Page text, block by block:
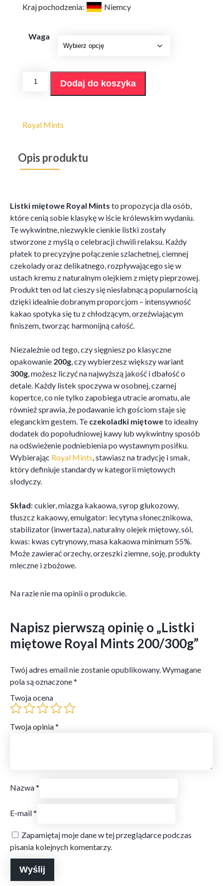
Kraj pochodzenia:
Niemcy
Waga
Listki
miętowe
200/300g
Dodaj do koszyka
Royal Mints
Opis produktu
Listki miętowe Royal Mints to propozycja dla osób,
które cenią sobie klasykę w iście królewskim wydaniu.
Te wykwintne, niezwykle cienkie listki zostały
stworzone z myślą o celebracji chwili relaksu. Każdy
płatek to precyzyjne połączenie szlachetnej, ciemnej
czekolady oraz delikatnego, rozpływającego się w
ustach kremu z naturalnym olejkiem z mięty pieprzowej.
Produkt ten od lat cieszy się niesłabnącą popularnością
dzięki idealnie dobranym proporcjom – intensywność
kakao spotyka się tu z chłodzącym, orzeźwiającym
finiszem, tworząc harmonijną całość.
Niezależnie od tego, czy sięgniesz po klasyczne
opakowanie 200g , czy wybierzesz większy wariant
300g , możesz liczyć na najwyższą jakość i dbałość o
detale. Każdy listek spoczywa w osobnej, czarnej
kopertce, co nie tylko zapobiega utracie aromatu, ale
również sprawia, że podawanie ich gościom staje się
eleganckim gestem. Te czekoladki miętoweto idealny
dodatek do popołudniowej kawy lub wykwintny sposób
na odświeżenie podniebienia po wystawnym posiłku.
Wybierając Royal Mints , stawiasz na tradycję i smak,
który definiuje standardy w kategorii miętowych
słodyczy.
Skład: cukier, miazga kakaowa, syrop glukozowy,
tłuszcz kakaowy, emulgator: lecytyna słonecznikowa,
stabilizator (inwertaza), naturalny olejek miętowy, sól,
kwas: kwas cytrynowy, masa kakaowa minimum 55%.
Może zawierać orzechy, orzeszki ziemne, soję, produkty
mleczne i zbożowe.
Na razie nie ma opinii o produkcie.
Napisz pierwszą opinię o „Listki
miętowe Royal Mints 200/300g”
Twój adres email nie zostanie opublikowany. Wymagane
pola są oznaczone*
Twoja ocena
Twoja opinia*
Nazwa*
E-mail*
Zapamiętaj moje dane w tej przeglądarce podczas
pisania kolejnych komentarzy.